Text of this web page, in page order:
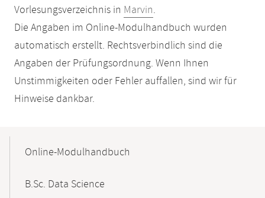
Vorlesungsverzeichnis in Marvin.
Die Angaben im Online-Modulhandbuch wurden
automatisch erstellt. Rechtsverbindlich sind die
Angaben der Prüfungsordnung. Wenn Ihnen
Unstimmigkeiten oder Fehler auffallen, sind wir für
Hinweise dankbar.
NavigationOnline-Modulhandbuch
B.Sc. Data Science